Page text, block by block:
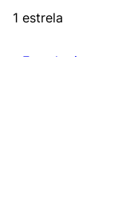
1 estrela
Faça login para